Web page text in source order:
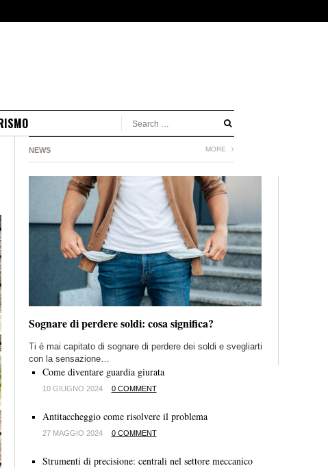
NEWS MORE
Sognare di perdere soldi: cosa significa?
Ti è mai capitato di sognare di perdere dei soldi e svegliarti
con la sensazione…
Come diventare guardia giurata
10 GIUGNO 2024 0 COMMENT
Antitaccheggio come risolvere il problema
27 MAGGIO 2024 0 COMMENT
Strumenti di precisione: centrali nel settore meccanico